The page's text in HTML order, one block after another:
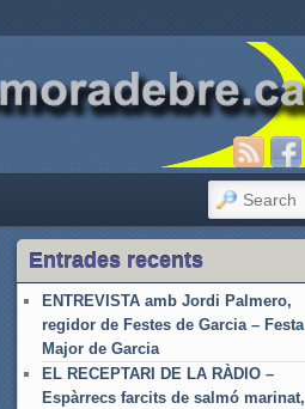
SEARCH
Entrades recents
ENTREVISTA amb Jordi Palmero,
regidor de Festes de Garcia – Festa
Major de Garcia
EL RECEPTARI DE LA RÀDIO –
Espàrrecs farcits de salmó marinat,